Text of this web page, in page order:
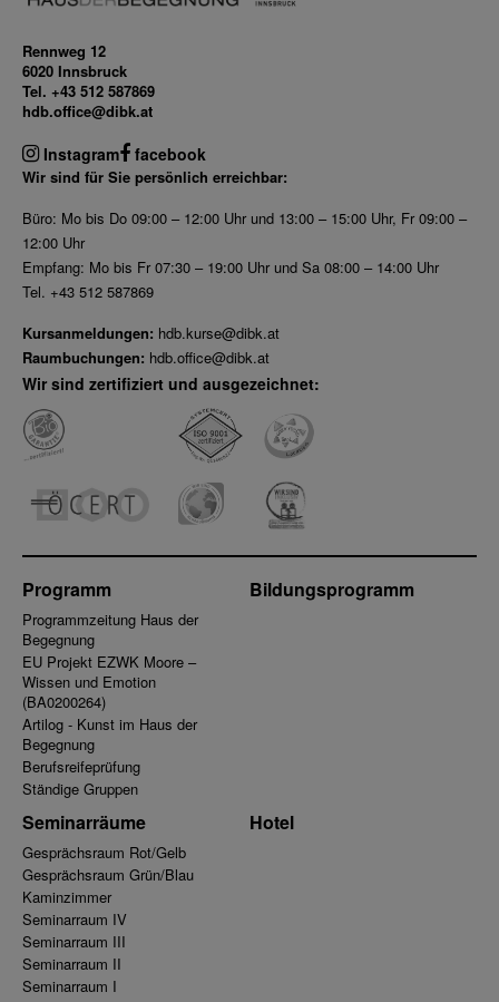
Mär 2027
Rennweg 12
6020 Innsbruck
Tel. +43 512 587869
hdb.office@dibk.at
Instagram facebook
Wir sind für Sie persönlich erreichbar:
Büro: Mo bis Do 09:00 – 12:00 Uhr und 13:00 – 15:00 Uhr, Fr 09:00 –
12:00 Uhr
Empfang: Mo bis Fr 07:30 – 19:00 Uhr und Sa 08:00 – 14:00 Uhr
Tel. +43 512 587869
Kursanmeldungen: hdb.kurse@dibk.at
Raumbuchungen: hdb.office@dibk.at
Wir sind zertifiziert und ausgezeichnet:
Programm
Programmzeitung Haus der
Begegnung
EU Projekt EZWK Moore –
Wissen und Emotion
(BA0200264)
Artilog - Kunst im Haus der
Begegnung
Berufsreifeprüfung
Ständige Gruppen
Bildungsprogramm
Seminarräume
Gesprächsraum Rot/Gelb
Gesprächsraum Grün/Blau
Kaminzimmer
Seminarraum IV
Seminarraum III
Seminarraum II
Seminarraum I
Hotel